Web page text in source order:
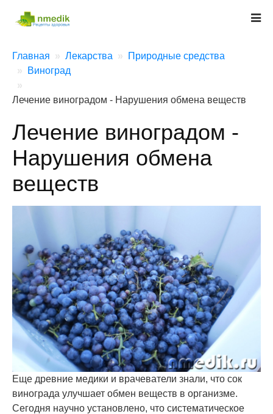
Главная Лекарства
Природные средства
Виноград
Лечение виноградом - Нарушения обмена веществ
Лечение виноградом -
Нарушения обмена
веществ
Еще древние медики и врачеватели знали, что сок
винограда улучшает обмен веществ в организме.
Сегодня научно установлено, что систематическое